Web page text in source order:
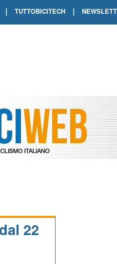
FRANCE. ORCIERES-MERLETTE
FRANCE. A VOIRON TRIONFO DI
| TUTTOBICITECH |
22